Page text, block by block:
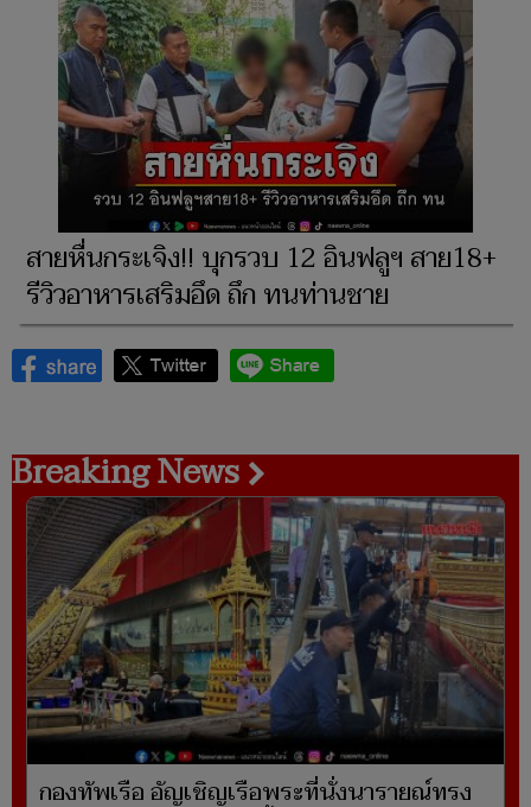
สายหื่นกระเจิง!! บุกรวบ 12 อินฟลูฯ สาย18+
รีวิวอาหารเสริมอึด ถึก ทนท่านชาย
Breaking News
กองทัพเรือ อัญเชิญเรือพระที่นั่งนารายณ์ทรง